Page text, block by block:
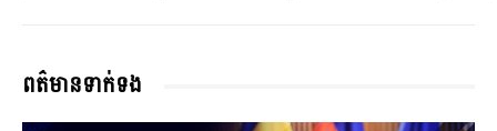
ពត៌មានទាក់ទង